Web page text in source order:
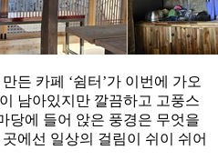
든 카페 ‘쉼터’가 이번에 가오
남아있지만 깔끔하고 고풍스
당에 들어 앉은 풍경은 무엇을
에선 일상의 걸림이 쉬이 쉬어